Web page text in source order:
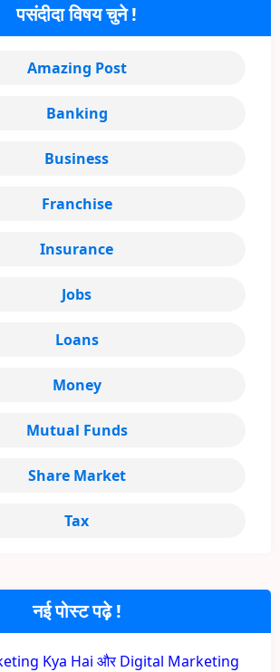
नई पोस्ट पढ़े !
Kya Hai और Digital Marketing
पसंदीदा विषय चुने !
Amazing Post
Banking
Business
Franchise
Insurance
Jobs
Loans
Money
Mutual Funds
Share Market
Tax